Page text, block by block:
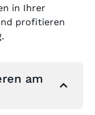
in Ihrer
profitieren
am